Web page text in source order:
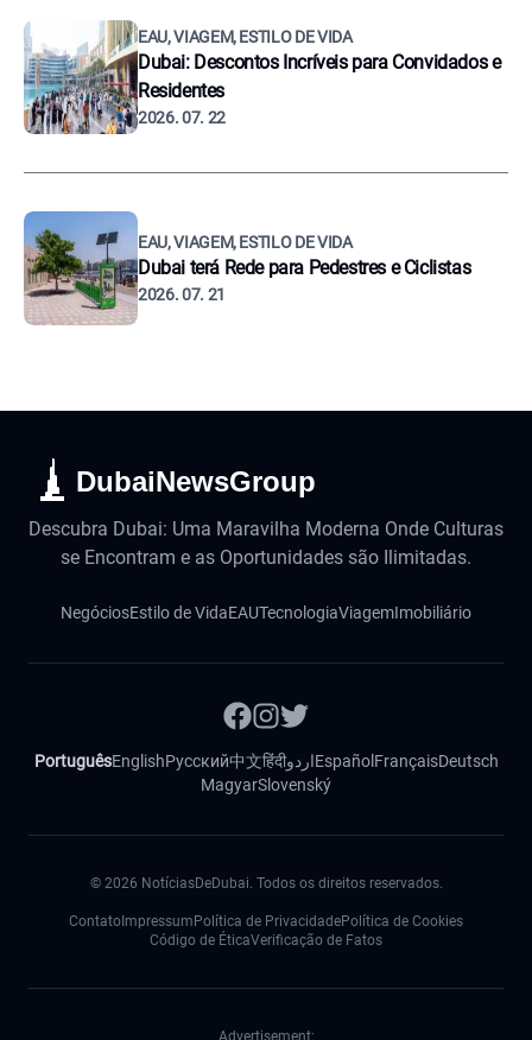
EAU, VIAGEM, ESTILO DE VIDA
Dubai: Descontos Incríveis para Convidados e
Residentes
2026. 07. 22
EAU, VIAGEM, ESTILO DE VIDA
Dubai terá Rede para Pedestres e Ciclistas
2026. 07. 21
DubaiNewsGroup
Descubra Dubai: Uma Maravilha Moderna Onde Culturas
se Encontram e as Oportunidades são Ilimitadas.
NegóciosEstilo de VidaEAUTecnologiaViagemImobiliário
PortuguêsEnglishРусский中文हिंदीاردوEspañol FrançaisDeutsch
MagyarSlovenský
© 2026 NotíciasDeDubai. Todos os direitos reservados.
Contato Impressum Política de PrivacidadePolítica de Cookies
Código de ÉticaVerificação de Fatos
Advertisement: